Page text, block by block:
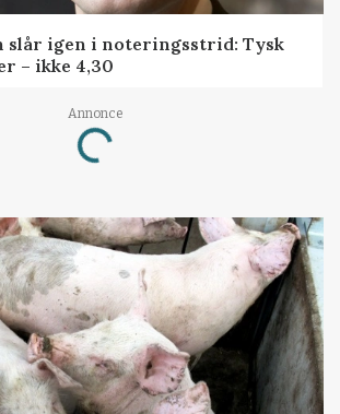
slår igen i noteringsstrid: Tysk
– ikke 4,30
Annonce
Loading...